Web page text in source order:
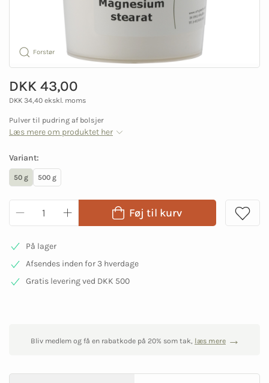
Forstør
DKK 43,00
DKK 34,40 ekskl. moms
Pulver til pudring af bolsjer
Læs mere om produktet her
Variant:
50 g 500 g
Føj til kurv
På lager
Afsendes inden for 3 hverdage
Gratis levering ved DKK 500
Bliv medlem og få en rabatkode på 20% som tak, læs mere